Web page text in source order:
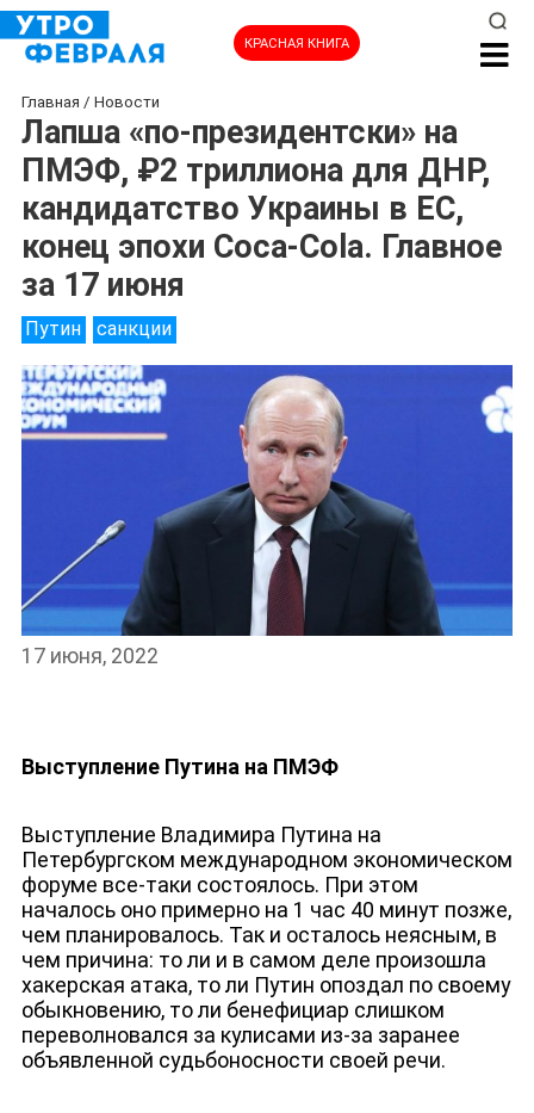
КРАСНАЯ КНИГА
Главная / Новости
Лапша «по-президентски» на
ПМЭФ, ₽2 триллиона для ДНР,
кандидатство Украины в ЕС,
конец эпохи Coca-Cola. Главное
за 17 июня
Путин санкции
17 июня, 2022
Выступление Путина на ПМЭФ
Выступление Владимира Путина на
Петербургском международном экономическом
форуме все-таки состоялось. При этом
началось оно примерно на 1 час 40 минут позже,
чем планировалось. Так и осталось неясным, в
чем причина: то ли и в самом деле произошла
хакерская атака, то ли Путин опоздал по своему
обыкновению, то ли бенефициар слишком
переволновался за кулисами из-за заранее
объявленной судьбоносности своей речи.